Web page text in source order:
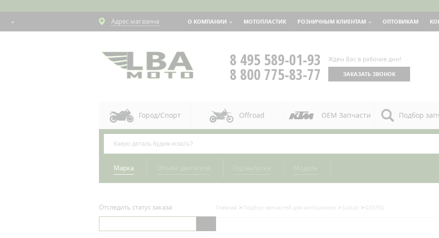
Адрес магазина О КОМПАНИИ МОТОПЛАСТИК РОЗНИЧНЫМ КЛИЕНТАМ ОПТОВИКАМ
8 495 589-01-93
8 800 775-83-77
Ждем Вас в рабочие дни!
ЗАКАЗАТЬ ЗВОНОК
Город/Спорт Offroad OEM Запчасти Подбор
Марка
Отследить статус заказа Главная Подбор запчастей для мотоциклов Suzuki GSX750